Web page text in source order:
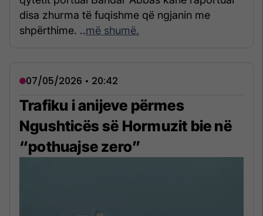
disa zhurma të fuqishme që ngjanin me
shpërthime. ..më shumë.
07/05/2026 • 20:42
Trafiku i anijeve përmes
Ngushticës së Hormuzit bie në
“pothuajse zero”